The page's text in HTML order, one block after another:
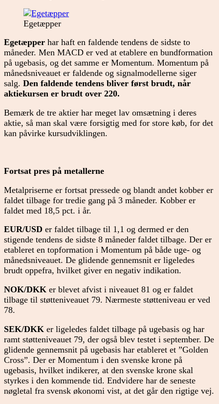
Egetæpper
Egetæpper har haft en faldende tendens de sidste to
måneder. Men MACD er ved at etablere en bundformation
på ugebasis, og det samme er Momentum. Momentum på
månedsniveauet er faldende og signalmodellerne siger
salg. Den faldende tendens bliver først brudt, når
aktiekursen er brudt over 220.
Bemærk de tre aktier har meget lav omsætning i deres
aktie, så man skal være forsigtig med for store køb, for det
kan påvirke kursudviklingen.
Fortsat pres på metallerne
Metalpriserne er fortsat pressede og blandt andet kobber er
faldet tilbage for tredie gang på 3 måneder. Kobber er
faldet med 18,5 pct. i år.
EUR/USD er faldet tilbage til 1,1 og dermed er den
stigende tendens de sidste 8 måneder faldet tilbage. Der er
etableret en topformation i Momentum på både uge- og
månedsniveauet. De glidende gennemsnit er ligeledes
brudt oppefra, hvilket giver en negativ indikation.
NOK/DKK er blevet afvist i niveauet 81 og er faldet
tilbage til støtteniveauet 79. Nærmeste støtteniveau er ved
78.
SEK/DKK er ligeledes faldet tilbage på ugebasis og har
ramt støtteniveauet 79, der også blev testet i september. De
glidende gennemsnit på ugebasis har etableret et ”Golden
Cross”. Der er Momentum i den svenske krone på
ugebasis, hvilket indikerer, at den svenske krone skal
styrkes i den kommende tid. Endvidere har de seneste
nøgletal fra svensk økonomi vist, at det går den rigtige vej.